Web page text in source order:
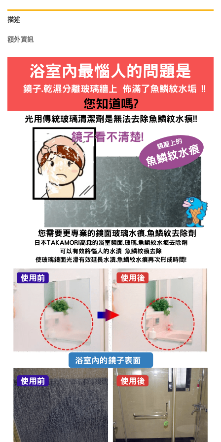
描述
額外資訊